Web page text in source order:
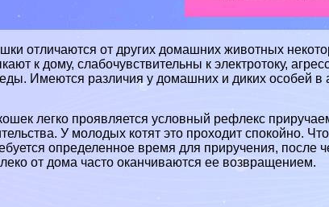
отличаются от других домашних жи­вотных
к дому, слабочувствительны к электротоку,
Имеются различия у до­машних и диких особей в
легко проявляется услов­ный рефлекс
У молодых котят это проходит спокойно.
определенное время для приручения, после
от дома часто оканчиваются ее возвращением.